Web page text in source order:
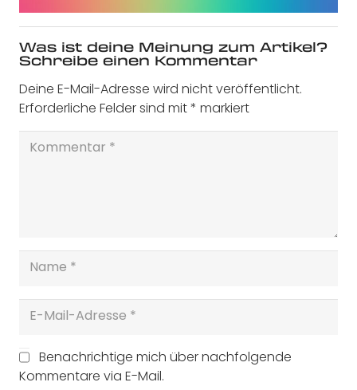
Was ist deine Meinung zum Artikel?
Schreibe einen Kommentar
Deine E-Mail-Adresse wird nicht veröffentlicht.
Erforderliche Felder sind mit* markiert
Benachrichtige mich über nachfolgende
Kommentare via E-Mail.